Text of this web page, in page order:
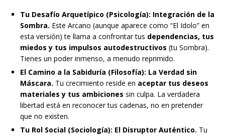
Tu Desafío Arquetípico (Psicología): Integración de la
Sombra. Este Arcano (aunque aparece como “El Idolo” en
esta versión) te llama a confrontar tus dependencias, tus
miedos y tus impulsos autodestructivos (tu Sombra).
Tienes un poder inmenso, a menudo reprimido.
El Camino a la Sabiduría (Filosofía): La Verdad sin
Máscara. Tu crecimiento reside en aceptar tus deseos
materiales y tus ambiciones sin culpa. La verdadera
libertad está en reconocer tus cadenas, no en pretender
que no existen.
Tu Rol Social (Sociología): El Disruptor Auténtico. Tu